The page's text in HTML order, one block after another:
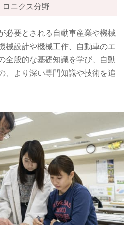
ロニクス分野
必要とされる自動車産業や機械
械設計や機械工作、自動車のエ
全般的な基礎知識を学び、自動
、より深い専門知識や技術を追